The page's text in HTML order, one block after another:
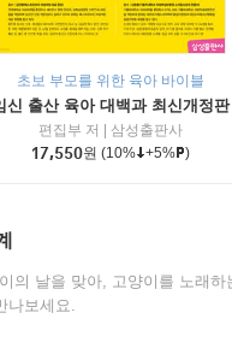
초보 부모를 위한 육아 바이블
신 출산 육아 대백과 최신개정판
편집부 저
삼성출판사
17,550원 (10% +5% )
의 날을 맞아, 고양이를 노래하
나보세요.